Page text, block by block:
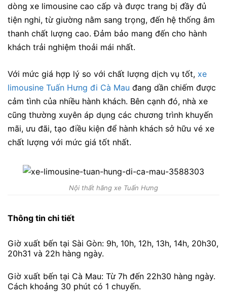
dòng xe limousine cao cấp và được trang bị đầy đủ
tiện nghi, từ giường nằm sang trọng, đến hệ thống âm
thanh chất lượng cao. Đảm bảo mang đến cho hành
khách trải nghiệm thoải mái nhất.
Với mức giá hợp lý so với chất lượng dịch vụ tốt, xe
limousine Tuấn Hưng đi Cà Mau đang dần chiếm được
cảm tình của nhiều hành khách. Bên cạnh đó, nhà xe
cũng thường xuyên áp dụng các chương trình khuyến
mãi, ưu đãi, tạo điều kiện để hành khách sở hữu vé xe
chất lượng với mức giá tốt nhất.
Nội thất hãng xe Tuấn Hưng
Thông tin chi tiết
Giờ xuất bến tại Sài Gòn: 9h, 10h, 12h, 13h, 14h, 20h30,
20h31 và 22h hàng ngày.
Giờ xuất bến tại Cà Mau: Từ 7h đến 22h30 hàng ngày.
Cách khoảng 30 phút có 1 chuyến.